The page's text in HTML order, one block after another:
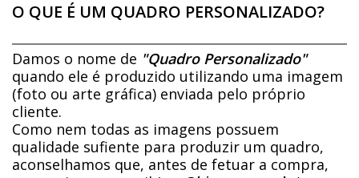
O QUE É UM QUADRO PERSONALIZADO?
Damos o nome de "Quadro Personalizado"
quando ele é produzido utilizando uma imagem
(foto ou arte gráfica) enviada pelo próprio
cliente.
Como nem todas as imagens possuem
qualidade sufiente para produzir um quadro,
aconselhamos que, antes de fetuar a compra,